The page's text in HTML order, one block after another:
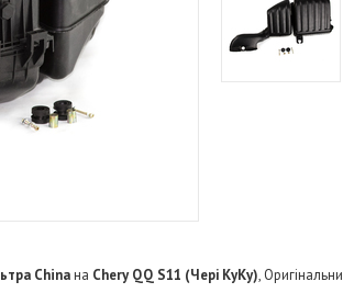
Chinaна Chery QQ S11 (Чері КуКу),